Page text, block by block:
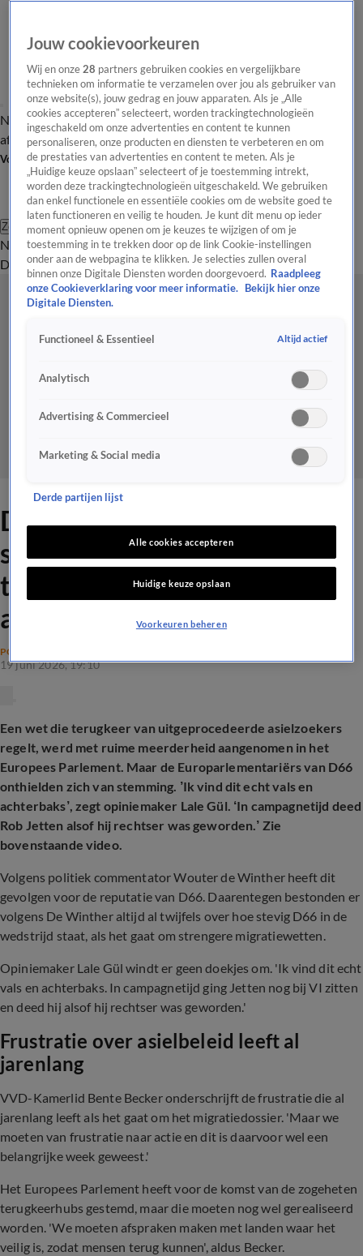
Nieuws van de DagOpinie van de Dag Onze categorieën Laatste
afleveringVideo's Nieuws van de Dag Podcast
Volg Nieuws van de Dag
Zoeken
Nieuws van de DagOpinie van de
Dag
Video'sUitzendingen PodcastPanelContact
D66 onthoudt zich van
stemmen over
terugkeerhubs: 'Vals en
achterbaks'
POLITIEK
19 juni 2026, 19:10
Een wet die terugkeer van uitgeprocedeerde asielzoekers
regelt, werd met ruime meerderheid aangenomen in het
Europees Parlement. Maar de Europarlementariërs van D66
onthielden zich van stemming. ’Ik vind dit echt vals en
achterbaks’, zegt opiniemaker Lale Gül. ‘In campagnetijd deed
Rob Jetten alsof hij rechtser was geworden.’ Zie
bovenstaande video.
Volgens politiek commentatorWouterde Winther heeft dit
gevolgen voor de reputatie van D66. Daarentegen bestonden er
volgens De Winther altijd al twijfels over hoe stevig D66 in de
wedstrijd staat, als het gaat om strengere migratiewetten.
Opiniemaker Lale Gül windt er geen doekjes om. 'Ik vind dit echt
vals en achterbaks. In campagnetijd ging Jetten nog bij VI zitten
en deed hij alsof hij rechtser was geworden.'
Frustratie over asielbeleid leeft al
jarenlang
VVD-Kamerlid Bente Becker onderschrijft de frustratie die al
jarenlang leeft als het gaat om het migratiedossier. 'Maar we
moeten van frustratie naar actie en dit is daarvoor wel een
belangrijke week geweest.'
Het Europees Parlement heeft voor de komst van de zogeheten
terugkeerhubs gestemd, maar die moeten nog wel gerealiseerd
worden. 'We moeten afspraken maken met landen waar het
veilig is, zodat mensen terug kunnen', aldus Becker.
Jouw cookievoorkeuren
Wij en onze28 partners gebruiken cookies en vergelijkbare
technieken om informatie te verzamelen over jou als gebruiker van
onze website(s), jouw gedrag en jouw apparaten. Als je „Alle
cookies accepteren” selecteert, worden trackingtechnologieën
ingeschakeld om onze advertenties en content te kunnen
personaliseren, onze producten en diensten te verbeteren en om
de prestaties van advertenties en content te meten. Als je
„Huidige keuze opslaan” selecteert of je toestemming intrekt,
worden deze trackingtechnologieën uitgeschakeld. We gebruiken
dan enkel functionele en essentiële cookies om de website goed te
laten functioneren en veilig te houden. Je kunt dit menu op ieder
moment opnieuw openen om je keuzes te wijzigen of om je
toestemming in te trekken door op de link Cookie-instellingen
onder aan de webpagina te klikken. Je selecties zullen overal
binnen onze Digitale Diensten worden doorgevoerd. Raadpleeg
onze Cookieverklaring voor meer informatie.
Bekijk hier onze
Digitale Diensten.
Functioneel & Essentieel Altijd actief
Analytisch
Advertising & Commercieel
Marketing & Social media
Derde partijen lijst
Alle cookies accepteren
Huidige keuze opslaan
Voorkeuren beheren